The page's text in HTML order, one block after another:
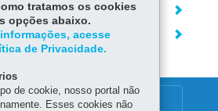
tratamos os cookies
opções abaixo.
informações, acesse
de Privacidade.
de cookie, nosso portal não
Esses cookies não